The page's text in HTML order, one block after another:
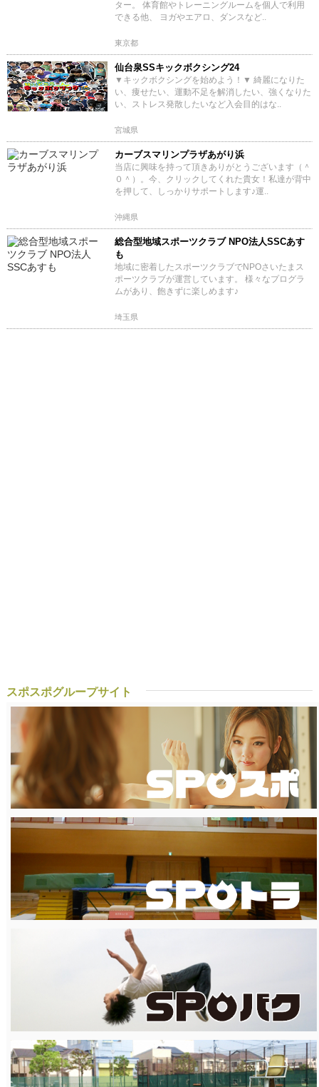
ター。 体育館やトレーニングルームを個人で利用
できる他、 ヨガやエアロ、ダンスなど..
東京都
仙台泉SSキックボクシング24
▼キックボクシングを始めよう！▼ 綺麗になりた
い、痩せたい、運動不足を解消したい、強くなりた
い、ストレス発散したいなど入会目的はな..
宮城県
カーブスマリンプラザあがり浜
当店に興味を持って頂きありがとうございます（＾
０＾）。今、クリックしてくれた貴女！私達が背中
を押して、しっかりサポートします♪運..
沖縄県
総合型地域スポーツクラブ NPO法人SSCあす
も
地域に密着したスポーツクラブでNPOさいたまス
ポーツクラブが運営しています。 様々なプログラ
ムがあり、飽きずに楽しめます♪
埼玉県
スポスポグループサイト